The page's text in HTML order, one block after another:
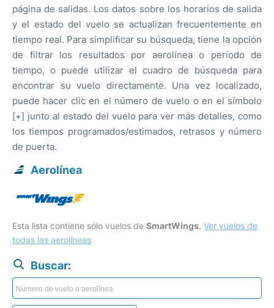
página de salidas. Los datos sobre los horarios de salida
y el estado del vuelo se actualizan frecuentemente en
tiempo real. Para simplificar su búsqueda, tiene la opción
de filtrar los resultados por aerolínea o período de
tiempo, o puede utilizar el cuadro de búsqueda para
encontrar su vuelo directamente. Una vez localizado,
puede hacer clic en el número de vuelo o en el símbolo
[+] junto al estado del vuelo para ver más detalles, como
los tiempos programados/estimados, retrasos y número
de puerta.
Aerolínea
Esta lista contiene sólo vuelos de SmartWings. Ver vuelos de
todas las aerolíneas
Buscar: